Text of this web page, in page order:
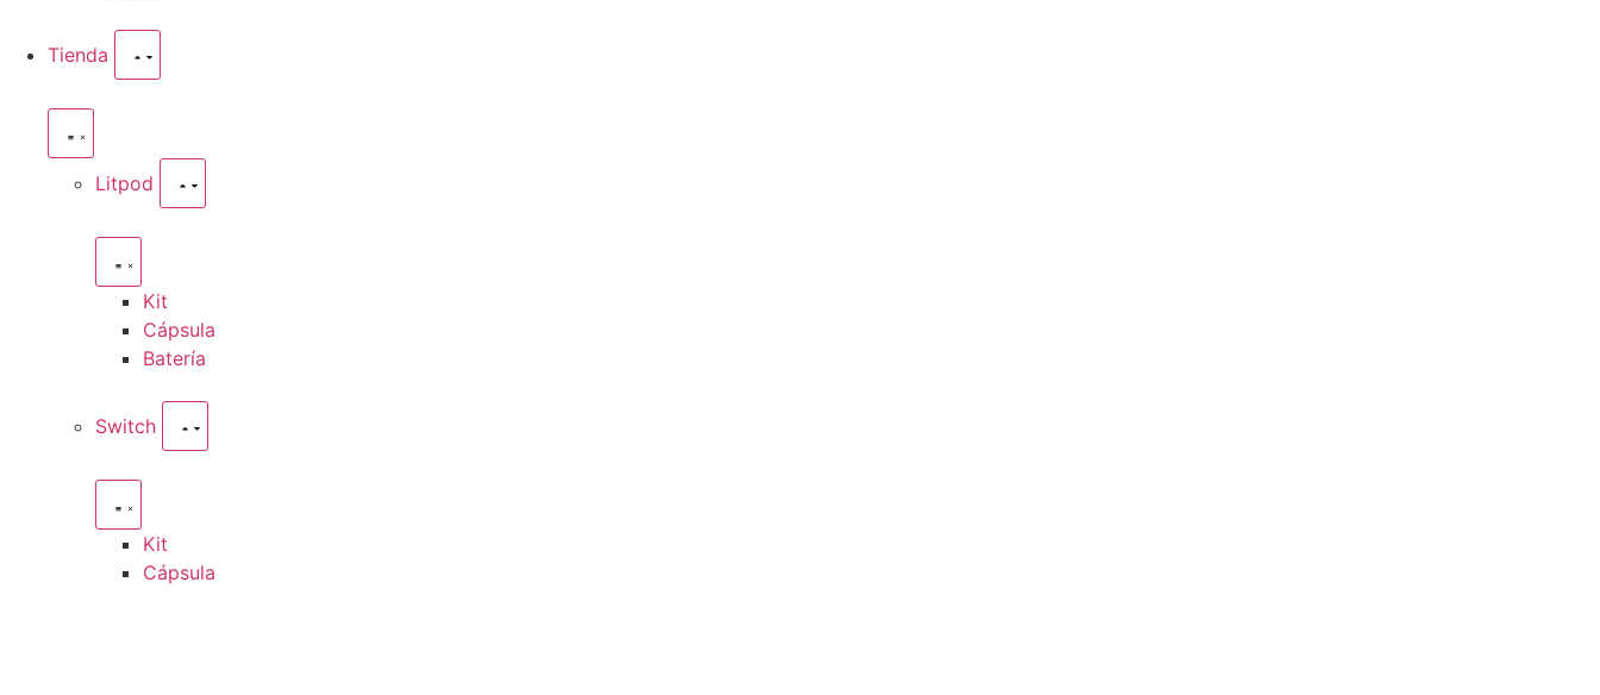
Tienda
Litpod
Kit
Cápsula
Batería
Switch
Kit
Cápsula